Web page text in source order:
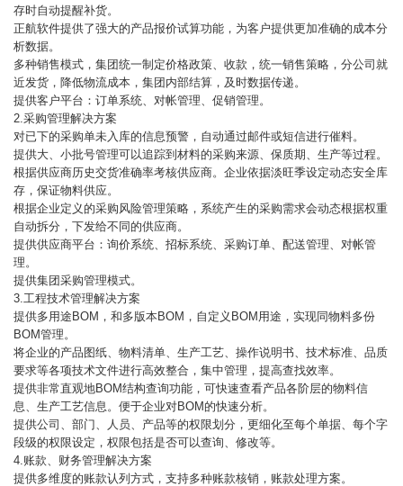
存时自动提醒补货。
正航软件提供了强大的产品报价试算功能，为客户提供更加准确的成本分
析数据。
多种销售模式，集团统一制定价格政策、收款，统一销售策略，分公司就
近发货，降低物流成本，集团内部结算，及时数据传递。
提供客户平台：订单系统、对帐管理、促销管理。
2.采购管理解决方案
对已下的采购单未入库的信息预警，自动通过邮件或短信进行催料。
提供大、小批号管理可以追踪到材料的采购来源、保质期、生产等过程。
根据供应商历史交货准确率考核供应商。企业依据淡旺季设定动态安全库
存，保证物料供应。
根据企业定义的采购风险管理策略，系统产生的采购需求会动态根据权重
自动拆分，下发给不同的供应商。
提供供应商平台：询价系统、招标系统、采购订单、配送管理、对帐管
理。
提供集团采购管理模式。
3.工程技术管理解决方案
提供多用途BOM，和多版本BOM，自定义BOM用途，实现同物料多份
BOM管理。
将企业的产品图纸、物料清单、生产工艺、操作说明书、技术标准、品质
要求等各项技术文件进行高效整合，集中管理，提高查找效率。
提供非常直观地BOM结构查询功能，可快速查看产品各阶层的物料信
息、生产工艺信息。便于企业对BOM的快速分析。
提供公司、部门、人员、产品等的权限划分，更细化至每个单据、每个字
段级的权限设定，权限包括是否可以查询、修改等。
4.账款、财务管理解决方案
提供多维度的账款认列方式，支持多种账款核销，账款处理方案。